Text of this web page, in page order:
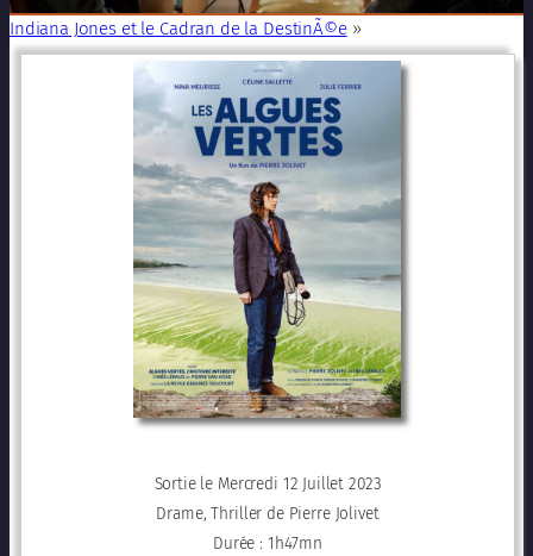
Indiana Jones et le Cadran de la DestinÃ©e»
Sortie le Mercredi 12 Juillet 2023
Drame, Thriller de Pierre Jolivet
Durée : 1h47mn